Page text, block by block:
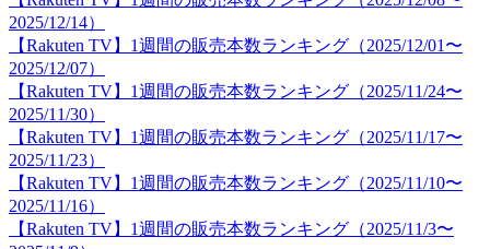
2025/12/14）
【Rakuten TV】1週間の販売本数ランキング（2025/12/01〜
2025/12/07）
【Rakuten TV】1週間の販売本数ランキング（2025/11/24〜
2025/11/30）
【Rakuten TV】1週間の販売本数ランキング（2025/11/17〜
2025/11/23）
【Rakuten TV】1週間の販売本数ランキング（2025/11/10〜
2025/11/16）
【Rakuten TV】1週間の販売本数ランキング（2025/11/3〜